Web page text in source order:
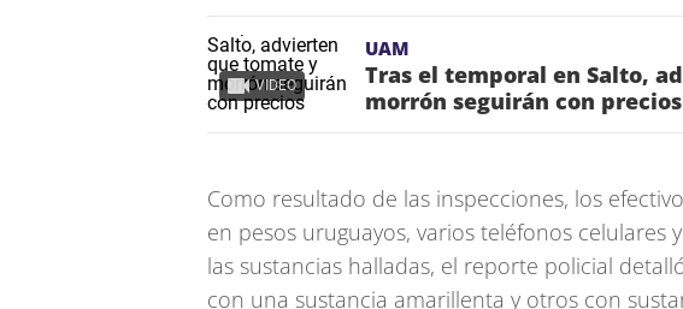
VIDEO
UAM
Tras el temporal en Salto,
morrón seguirán con
Como resultado de las inspecciones, los
en pesos uruguayos, varios teléfonos celulares
las sustancias halladas, el reporte policial
con una sustancia amarillenta y otros con